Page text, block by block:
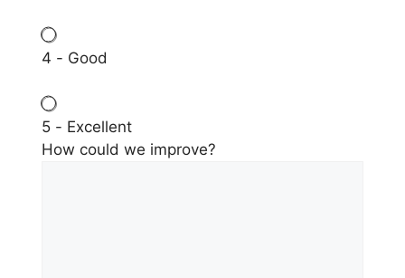
4 - Good
5 - Excellent
How could we improve?